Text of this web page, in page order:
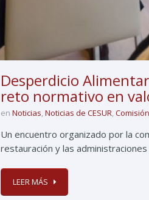
Desperdicio
reto normativo en
enNoticias,Noticias de CESUR,
Un encuentro organizado por la
restauración y las
LEER MÁS